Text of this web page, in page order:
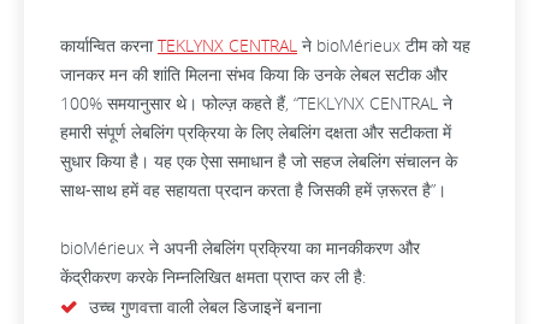
कार्यान्वित करनाTEKLYNX CENTRAL ने bioMérieux टीम को यह
जानकर मन की शांति मिलना संभव किया कि उनके लेबल सटीक और
100% समयानुसार थे। फोल्ज़ कहते हैं, “TEKLYNX CENTRAL ने
हमारी संपूर्ण लेबलिंग प्रक्रिया के लिए लेबलिंग दक्षता और सटीकता में
सुधार किया है। यह एक ऐसा समाधान है जो सहज लेबलिंग संचालन के
साथ-साथ हमें वह सहायता प्रदान करता है जिसकी हमें ज़रूरत है”।
bioMérieux ने अपनी लेबलिंग प्रक्रिया का मानकीकरण और
केंद्रीकरण करके निम्नलिखित क्षमता प्राप्त कर ली है:
उच्च गुणवत्ता वाली लेबल डिजाइनें बनाना